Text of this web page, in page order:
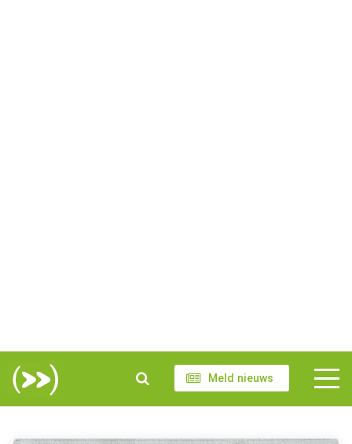
Meld nieuws